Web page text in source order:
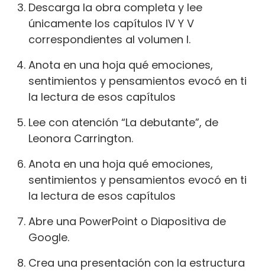
Descarga la obra completa y lee
únicamente los capítulos IV Y V
correspondientes al volumen I.
Anota en una hoja qué emociones,
sentimientos y pensamientos evocó en ti
la lectura de esos capítulos
Lee con atención “La debutante”, de
Leonora Carrington.
Anota en una hoja qué emociones,
sentimientos y pensamientos evocó en ti
la lectura de esos capítulos
Abre una PowerPoint o Diapositiva de
Google.
Crea una presentación con la estructura